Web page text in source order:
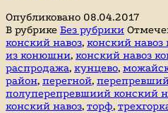
в
мешках
из
конюшни
—
распродажа!
Опубликовано 08.04.2017
В рубрике Без рубрики
конский навоз, конский
из конюшни, конский навоз
распродажа, кунцево,
район, перегной,
полуперепревшиий конский
конский навоз, торф,